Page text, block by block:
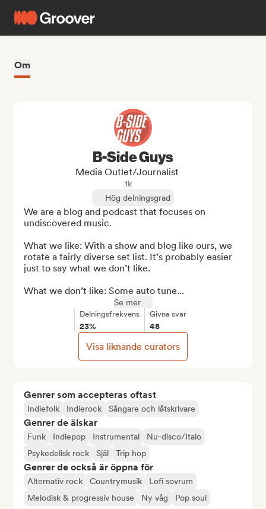
Om
Genrer som accepteras oftast
Indiefolk Indierock Sångare och låtskrivare
Genrer de älskar
Funk Indiepop Instrumental
Nu-disco/Italo
Psykedelisk rock
Själ Trip hop
Genrer de också är öppna för
Alternativ rock Countrymusik
Lofi sovrum
Melodisk & progressiv house
Ny våg
Pop soul
B-Side Guys
Media Outlet/Journalist
1k
Hög delningsgrad
We are a blog and podcast that focuses on
undiscovered music.
What we like: With a show and blog like ours, we
rotate a fairly diverse set list. It’s probably easier
just to say what we don’t like.
What we don’t like: Some auto tune...
Se mer
Delningsfrekvens
23%
Givna svar
48
Visa liknande curators